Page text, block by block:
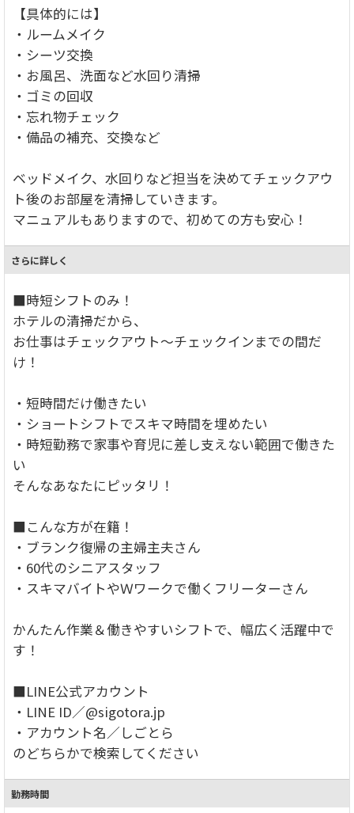
【具体的には】
・ルームメイク
・シーツ交換
・お風呂、洗面など水回り清掃
・ゴミの回収
・忘れ物チェック
・備品の補充、交換など
ベッドメイク、水回りなど担当を決めてチェックアウ
ト後のお部屋を清掃していきます。
マニュアルもありますので、初めての方も安心！
さらに詳しく
■時短シフトのみ！
ホテルの清掃だから、
お仕事はチェックアウト～チェックインまでの間だ
け！
・短時間だけ働きたい
・ショートシフトでスキマ時間を埋めたい
・時短勤務で家事や育児に差し支えない範囲で働きた
い
そんなあなたにピッタリ！
■こんな方が在籍！
・ブランク復帰の主婦主夫さん
・60代のシニアスタッフ
・スキマバイトやＷワークで働くフリーターさん
かんたん作業＆働きやすいシフトで、幅広く活躍中で
す！
■LINE公式アカウント
・LINE ID／@sigotora.jp
・アカウント名／しごとら
のどちらかで検索してください
勤務時間